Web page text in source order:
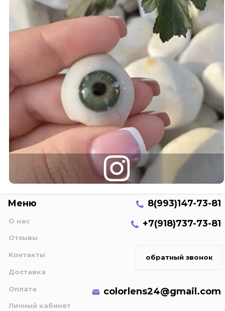
Меню
О нас
Отзывы
Контакты
Доставка
Оплата
Личный кабинет
8(993)147-73-81
+7(918)737-73-81
обратный звонок
colorlens24@gmail.com